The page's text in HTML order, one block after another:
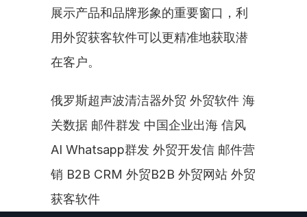
展示产品和品牌形象的重要窗口，利
用外贸获客软件可以更精准地获取潜
在客户。
俄罗斯超声波清洁器外贸 外贸软件 海
关数据 邮件群发 中国企业出海 信风
AI Whatsapp群发 外贸开发信 邮件营
销 B2B CRM 外贸B2B 外贸网站 外贸
获客软件